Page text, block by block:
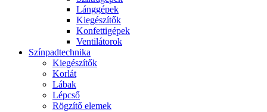
Lánggépek
Kiegészítők
Konfettigépek
Ventilátorok
Színpadtechnika
Kiegészítők
Korlát
Lábak
Lépcső
Rögzítő elemek